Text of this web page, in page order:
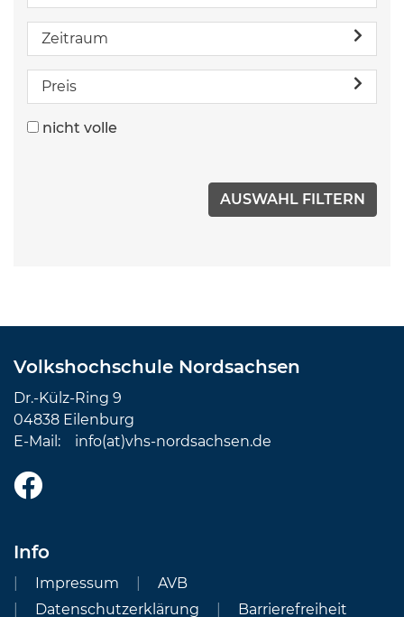
Zeitraum
Preis
nicht volle
Volkshochschule Nordsachsen
Dr.-Külz-Ring 9
04838 Eilenburg
E-Mail: info(at)vhs-nordsachsen.de
Info
Impressum
AVB
Datenschutzerklärung
Barrierefreiheit